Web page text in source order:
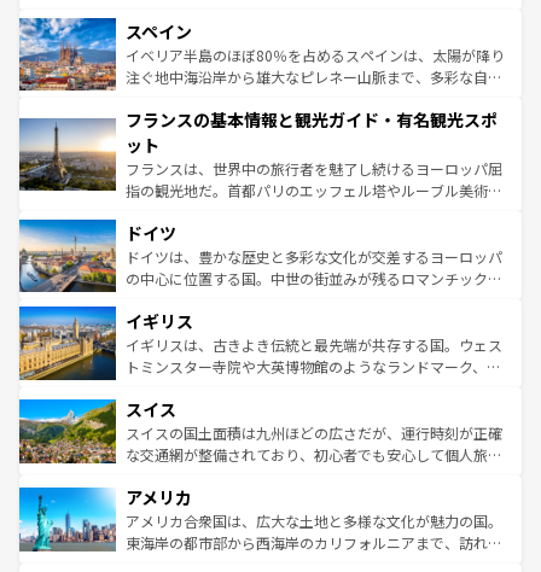
ろん、トスカーナの美しい田園風景やアマルフィ海岸の絶
景など、自然景観も見逃せない。観光の合間には、本場の
ピザやパスタなど、絶品のイタリア料理を堪能することも
ませてくれるイタリアで、忘れられない旅をしてみよう！
なお、新着のイタリア情報は
しい。
スペイン
イベリア半島のほぼ80％を占めるスペインは、太陽が降り
注ぐ地中海沿岸から雄大なピレネー山脈まで、多彩な自然
文化が根付くこの国では、情熱的なフラメンコ、熱気あふ
れる闘牛、そして美味しいタパスが生活の一部となってい
る。首都マドリードの洗練された雰囲気や、バルセロナの
アートに溢れた街角から、地方では古代ローマ遺跡や中世
せる。地方によって風土や気候が異なるスペインはその個
性で訪れる人を魅了する。 なお、新着のスペイン情報は コ
ンテンツ一覧を参照してほしい。
フランスの基本情報と観光ガイド・有名観光スポ
ット
フランスは、世界中の旅行者を魅了し続けるヨーロッパ屈
指の観光地だ。首都パリのエッフェル塔やルーブル美術館
で、幅広い魅力が詰まっている。華麗な宮殿、歴史的な大
聖堂、美しいビーチ、そして豊かな自然が、訪れる者を心
から魅了する。また、フランスは美食の国としても知ら
いる。シャンパンの発祥地であるランス、プロヴァンスの
香り高いラベンダー畑など、多彩な楽しみ方が可能だ。さ
らに、パリ以外の地域にも魅力が溢れており、どの街角に
れる地方に足を運ぶとそれぞれで全く異なる文化を体験で
きるだろう。 なお、新着のフランス情報はコンテンツ一覧
を参照してほしい。
ドイツ
ドイツは、豊かな歴史と多彩な文化が交差するヨーロッパ
の中心に位置する国。中世の街並みが残るロマンチック街
顔を持つこの国は、どこを歩いても飽きることがない。ベ
ルリンの文化的活気、バイエルン州のアルプスの絶景、そ
してライン川沿いのワイン畑といった風景は必見。ビール
は、お酒好きな人にはぜひ体験してほしい。 なお、新着の
ドイツ情報はコンテンツ一覧を参照してほしい。
イギリス
イギリスは、古きよき伝統と最先端が共存する国。ウェス
トミンスター寺院や大英博物館のようなランドマーク、歴
リアごとに異なる魅力がある。また、優雅なアフタヌーン
ティー、ビール好きにはたまらない英国パブ、サッカー観
戦など、本場だからこそできる体験も豊富。イギリスを旅
ンツ一覧を参照してほしい。
スイス
スイスの国土面積は九州ほどの広さだが、運行時刻が正確
な交通網が整備されており、初心者でも安心して個人旅行
の建物がそのまま残る町や、スイスならではのユニークな
博物館もあり、アルプス観光だけでなく町歩きも満喫する
ことができる。国民の所得が高いため物価も高いが、旅行
アメリカ
アメリカ合衆国は、広大な土地と多様な文化が魅力の国。
東海岸の都市部から西海岸のカリフォルニアまで、訪れる